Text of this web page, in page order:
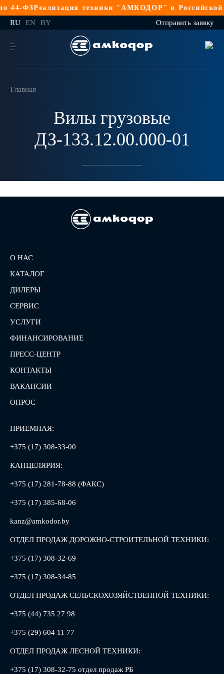
44-ФЗРеализация техники "АМКОДОР" в Российской
RU EN BY Отправить заявку
Главная
Вилы грузовые
ДЗ-133.12.00.000-01
О НАС
КАТАЛОГ
ДИЛЕРЫ
СЕРВИС
УСЛУГИ
ФИНАНСИРОВАНИЕ
ПРЕСС-ЦЕНТР
КОНТАКТЫ
ВАКАНСИИ
ОПРОС
ПРИЕМНАЯ:
+375 (17) 308-33-00
КАНЦЕЛЯРИЯ:
+375 (17) 281-78-88 (ФАКС)
+375 (17) 385-68-06
kanz@amkodor.by
ОТДЕЛ ПРОДАЖ ДОРОЖНО-СТРОИТЕЛЬНОЙ ТЕХНИКИ:
+375 (17) 308-32-69
+375 (17) 308-34-85
ОТДЕЛ ПРОДАЖ СЕЛЬСКОХОЗЯЙСТВЕННОЙ ТЕХНИКИ:
+375 (44) 735 27 98
+375 (29) 604 11 77
ОТДЕЛ ПРОДАЖ ЛЕСНОЙ ТЕХНИКИ:
+375 (17) 308-32-75 отдел продаж РБ